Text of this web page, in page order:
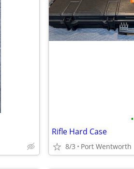
•
Rifle Hard Case
8/3 Port Wentworth